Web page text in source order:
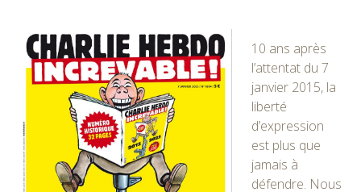
10 ans après
l’attentat du 7
janvier 2015, la
liberté
d’expression
est plus que
jamais à
défendre. Nous